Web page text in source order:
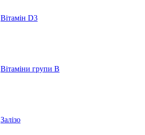
Вітамін D3
Вітаміни групи В
Залізо